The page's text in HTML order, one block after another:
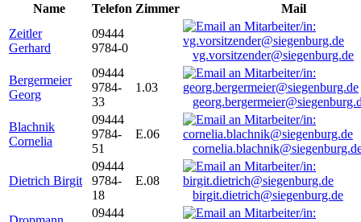
Name
Telefon Zimmer
Mail
Zeitler
Gerhard
09444
9784-0
vg.vorsitzender@siegenburg.de
Bergermeier
Georg
09444
9784-
33
1.03
Blachnik
Cornelia
09444
9784-
51
E.06
Dietrich Birgit
09444
9784-
18
E.08
birgit.dietrich@siegenburg.de
09444